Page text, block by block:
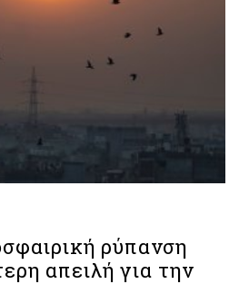
ρύπανση
απειλή για την